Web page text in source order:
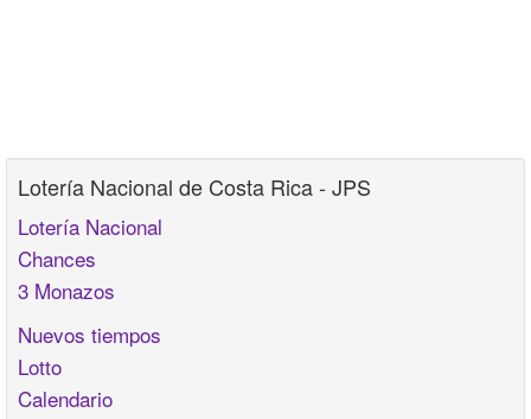
Lotería Nacional de Costa Rica - JPS
Lotería Nacional
Chances
3 Monazos
Nuevos tiempos
Lotto
Calendario